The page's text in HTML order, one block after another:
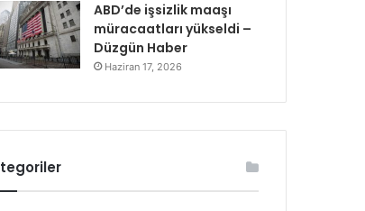
ABD’de işsizlik maaşı
müracaatları yükseldi –
Düzgün Haber
Haziran 17, 2026